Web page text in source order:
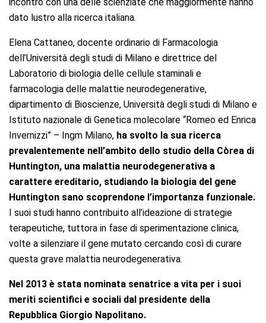
dato lustro alla ricerca italiana.
Elena Cattaneo, docente ordinario di Farmacologia
dell’Università degli studi di Milano e direttrice del
Laboratorio di biologia delle cellule staminali e
farmacologia delle malattie neurodegenerative,
dipartimento di Bioscienze, Università degli studi di Milano e
Istituto nazionale di Genetica molecolare “Romeo ed Enrica
Invernizzi” – Ingm Milano, ha svolto la sua ricerca
prevalentemente nell’ambito dello studio della Còrea di
Huntington, una malattia neurodegenerativa a
carattere ereditario, studiando la biologia del gene
Huntington sano scoprendone l’importanza funzionale.
I suoi studi hanno contribuito all’ideazione di strategie
terapeutiche, tuttora in fase di sperimentazione clinica,
volte a silenziare il gene mutato cercando così di curare
questa grave malattia neurodegenerativa.
Nel 2013 è stata nominata senatrice a vita per i suoi
meriti scientifici e sociali dal presidente della
Repubblica Giorgio Napolitano.